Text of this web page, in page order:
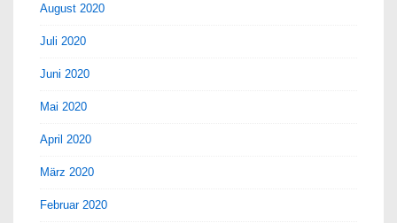
August 2020
Juli 2020
Juni 2020
Mai 2020
April 2020
März 2020
Februar 2020